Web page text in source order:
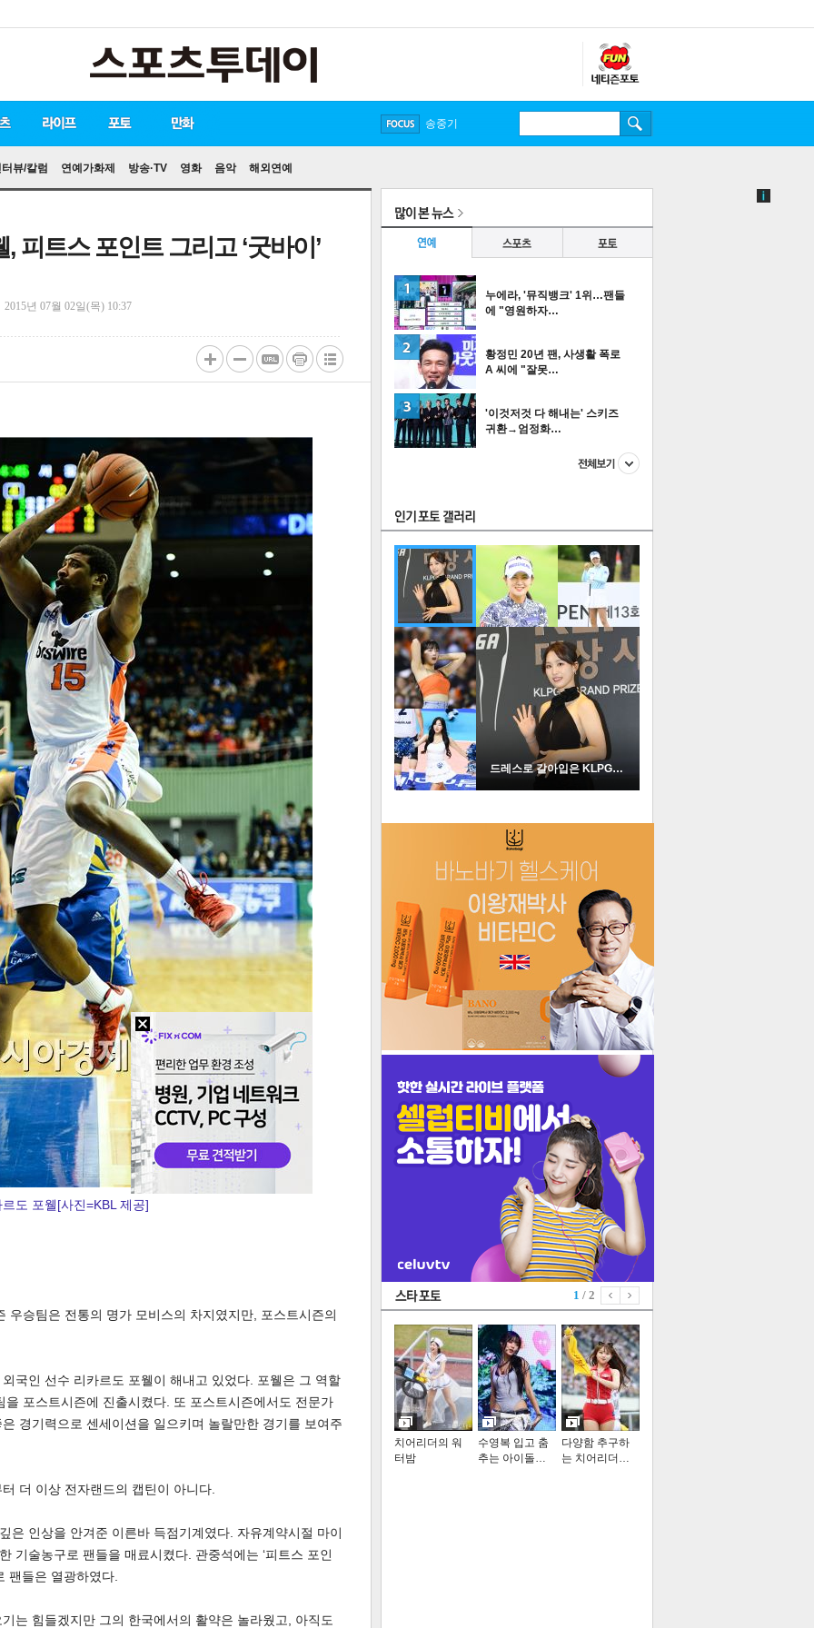
뷰/칼럼 연예가화제 방송·TV 영화 음악 해외연예
라이프 포토
만화
FOCUS
송중기
피트스 포인트 그리고 ‘굿바이’
2015년 07월 02일(목) 10:37
인쇄
도 포웰[사진=KBL 제공]
우승팀은 전통의 명가 모비스의 차지였지만, 포스트시즌의
국인 선수 리카르도 포웰이 해내고 있었다. 포웰은 그 역할
포스트시즌에 진출시켰다. 또 포스트시즌에서도 전문가
경기력으로 센세이션을 일으키며 놀랄만한 경기를 보여주
더 이상 전자랜드의 캡틴이 아니다.
은 인상을 안겨준 이른바 득점기계였다. 자유계약시절 마이
기술농구로 팬들을 매료시켰다. 관중석에는 ‘피트스 포인
팬들은 열광하였다.
는 힘들겠지만 그의 한국에서의 활약은 놀라웠고, 아직도
많이 본 뉴스
연예
스포츠 포토
누에라, '뮤직뱅크' 1위…팬들
에 "영원하자…
2
황정민 20년 팬, 사생활 폭로
A 씨에 "잘못…
'이것저것 다 해내는' 스키즈
귀환→엄정화…
더보기
인기포토
드레스로 갈아입은 KLPGA …
1 / 2
치어리더의 워
터밤
수영복 입고 춤
추는 아이돌…
다양함 추구하
는 치어리더…